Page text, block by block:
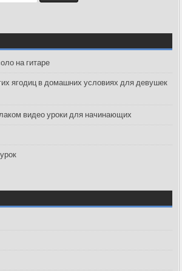
на гитаре
ягодиц в домашних условиях для девушек
видео уроки для начинающих